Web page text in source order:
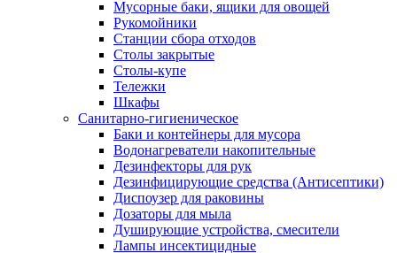
Мусорные баки, ящики для овощей
Рукомойники
Станции сбора отходов
Столы закрытые
Столы-купе
Тележки
Шкафы
Санитарно-гигиеническое
Баки и контейнеры для мусора
Водонагреватели накопительные
Дезинфекторы для рук
Дезинфицирующие средства (Антисептики)
Диспоузер для раковины
Дозаторы для мыла
Душирующие устройства, смесители
Лампы инсектицидные